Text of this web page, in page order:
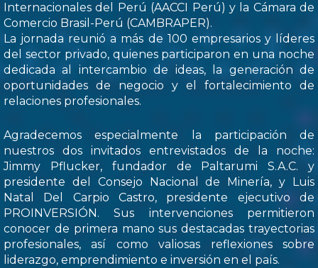
Internacionales del Perú (AACCI Perú) y la Cámara de
Comercio Brasil-Perú (CAMBRAPER).
La jornada reunió a más de 100 empresarios y líderes
del sector privado, quienes participaron en una noche
dedicada al intercambio de ideas, la generación de
oportunidades de negocio y el fortalecimiento de
relaciones profesionales.
Agradecemos especialmente la participación de
nuestros dos invitados entrevistados de la noche:
Jimmy Pflucker, fundador de Paltarumi S.A.C. y
presidente del Consejo Nacional de Minería, y Luis
Natal Del Carpio Castro, presidente ejecutivo de
PROINVERSIÓN. Sus intervenciones permitieron
conocer de primera mano sus destacadas trayectorias
profesionales, así como valiosas reflexiones sobre
liderazgo, emprendimiento e inversión en el país.